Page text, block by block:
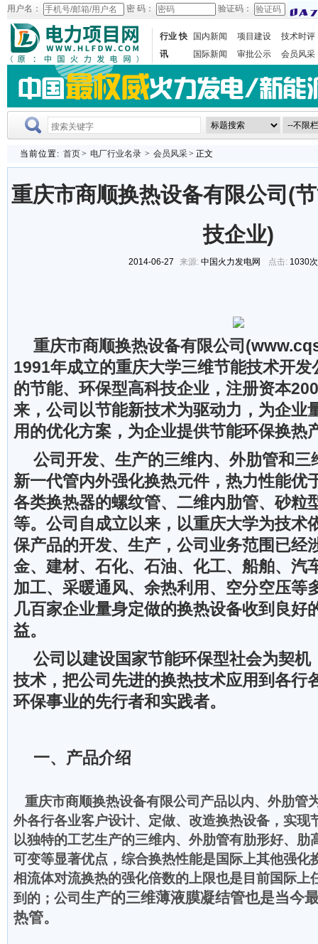
用户名： 密 码： 验证码：
行业 快
讯
国内新闻 项目建设
技术时评
国际新闻
审批公示 会员风采
当前位置: 首页> 电厂行业名录 > 会员风采> 正文
重庆市商顺换热设备有限公司(
技企业)
2014-06-27 来源: 中国火力发电网 点击: 1030
重庆市商顺换热设备有限公司(
1991年成立的重庆大学三维节能技术开
的节能、环保型高科技企业，注册资本
来，公司以节能新技术为驱动力，为企业
用的优化方案，为企业提供节能环保换热
公司开发、生产的三维内、外肋管和三
新一代管内外强化换热元件，热力性能优
各类换热器的螺纹管、二维内肋管、砂粒
等。公司自成立以来，以重庆大学为技术
保产品的开发、生产，公司业务范围已经
金、建材、石化、石油、化工、船舶、汽
加工、采暖通风、余热利用、空分空压等
几百家企业量身定做的换热设备收到良好
益。
公司以建设国家节能环保型社会为契机
技术，把公司先进的换热技术应用到各行
环保事业的先行者和实践者。
一、产品介绍
重庆市商顺换热设备有限公司产品以内、外肋管
外各行各业客户设计、定做、改造换热设备，实现
以独特的工艺生产的三维内、外肋管有肋形好、肋
可变等显著优点，综合换热性能是国际上其他强化
相流体对流换热的强化倍数的上限也是目前国际上
到的；公司生产的三维薄液膜凝结管也是当今
热管。